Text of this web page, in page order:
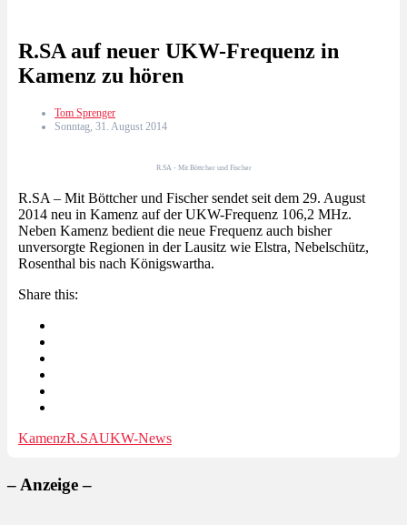
R.SA auf neuer UKW-Frequenz in
Kamenz zu hören
Tom Sprenger
Sonntag, 31. August 2014
R.SA - Mit Böttcher und Fischer
R.SA – Mit Böttcher und Fischer sendet seit dem 29. August
2014 neu in Kamenz auf der UKW-Frequenz 106,2 MHz.
Neben Kamenz bedient die neue Frequenz auch bisher
unversorgte Regionen in der Lausitz wie Elstra, Nebelschütz,
Rosenthal bis nach Königswartha.
Share this:
KamenzR.SAUKW-News
– Anzeige –